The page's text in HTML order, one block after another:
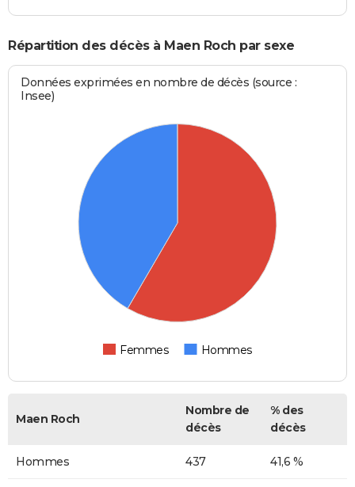
Répartition des décès à Maen Roch par sexe
Données exprimées en nombre de décès (source :
Insee)
Femmes Hommes
Maen Roch
Nombre de
décès
% des
décès
Hommes 437 41,6 %